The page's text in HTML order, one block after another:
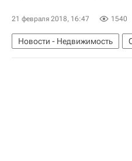
21 февраля 2018, 16:47 1540
Новости - Недвижимость
Коммерческая недвижимость